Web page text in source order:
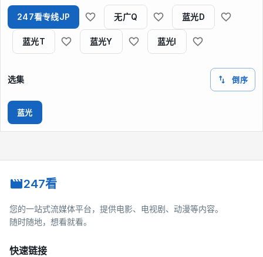
247看专线JP 无广Q 蓝光D
蓝光T 蓝光Y 蓝光I
选集 倒序
蓝光
247看
您的一站式流媒体平台，提供电影、电视剧、动漫等内容。
随时随地，想看就看。
快速链接